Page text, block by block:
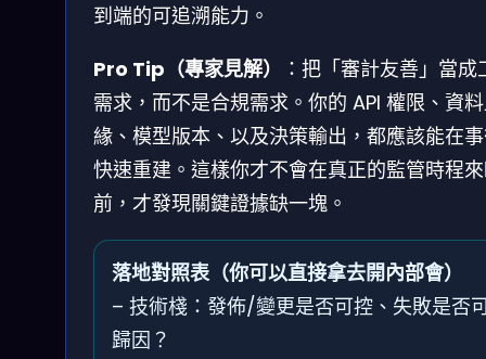
到端的可追溯能力。
Pro Tip（專家見解）
：把「審計友善」當成
需求，而不是合規需求。你的 API 權限、資
緣、模型版本、以及決策輸出，都應該能在
快速重建。這樣你才不會在真正的監管時程
前，才發現關鍵證據缺一塊。
落地對照表（你可以直接拿去開內部會）
– 技術棧：發佈/變更是否可控、失敗是否
歸因？